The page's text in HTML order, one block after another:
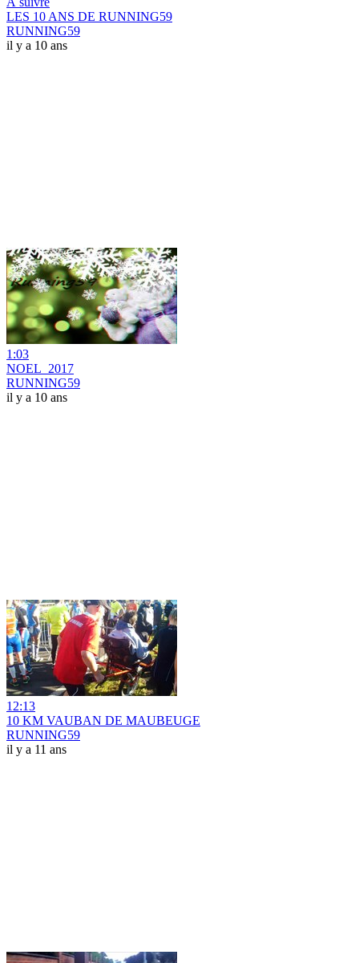
LES 10 ANS DE RUNNING59
RUNNING59
il y a 10 ans
1:03
NOEL_2017
RUNNING59
il y a 10 ans
12:13
10 KM VAUBAN DE MAUBEUGE
RUNNING59
il y a 11 ans